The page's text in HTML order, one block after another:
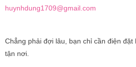
huynhdung1709@gmail.com
Chẳng phải đợi lâu, bạn chỉ cần điện
tận nơi.